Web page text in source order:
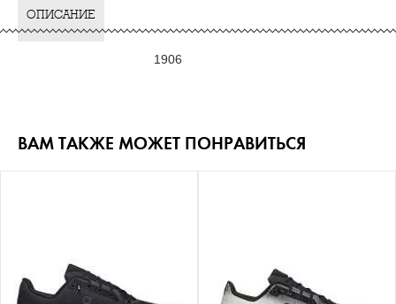
ОПИСАНИЕ
1906
ВАМ ТАКЖЕ МОЖЕТ ПОНРАВИТЬСЯ